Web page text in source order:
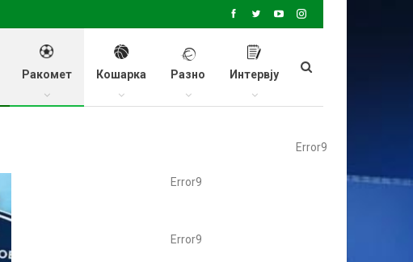
Ракомет Кошарка Разно Интервју
Error9
Error9
Error9